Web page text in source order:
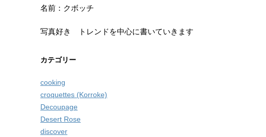
名前：クボッチ
写真好き トレンドを中心に書いていきます
カテゴリー
cooking
croquettes (Korroke)
Decoupage
Desert Rose
discover